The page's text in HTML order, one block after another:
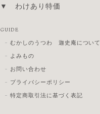
▼ わけあり特価
GUIDE
むかしのうつわ 迦史庵について
よみもの
お問い合わせ
プライバシーポリシー
特定商取引法に基づく表記